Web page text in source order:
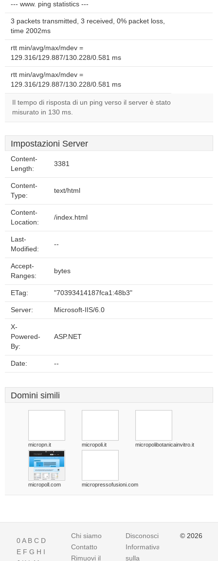
--- www. ping statistics ---
3 packets transmitted, 3 received, 0% packet loss,
time 2002ms
rtt min/avg/max/mdev =
129.316/129.887/130.228/0.581 ms
rtt min/avg/max/mdev =
129.316/129.887/130.228/0.581 ms
Il tempo di risposta di un ping verso il server è stato
misurato in 130 ms.
Impostazioni Server
Content-
Length:
3381
Content-
Type:
text/html
Content-
Location:
/index.html
Last-
Modified:
--
Accept-
Ranges:
bytes
ETag: "70393414187fca1:48b3"
Server: Microsoft-IIS/6.0
X-
Powered-
By:
ASP.NET
Date: --
Domini simili
micropn.it micropoli.it micropolibotanicainvitro.it
micropoll.com micropressofusioni.com
0A B C D
E F G H I
Chi siamo
Contatto
Rimuovi il
Disconoscimento
Informativa
sulla
© 2026